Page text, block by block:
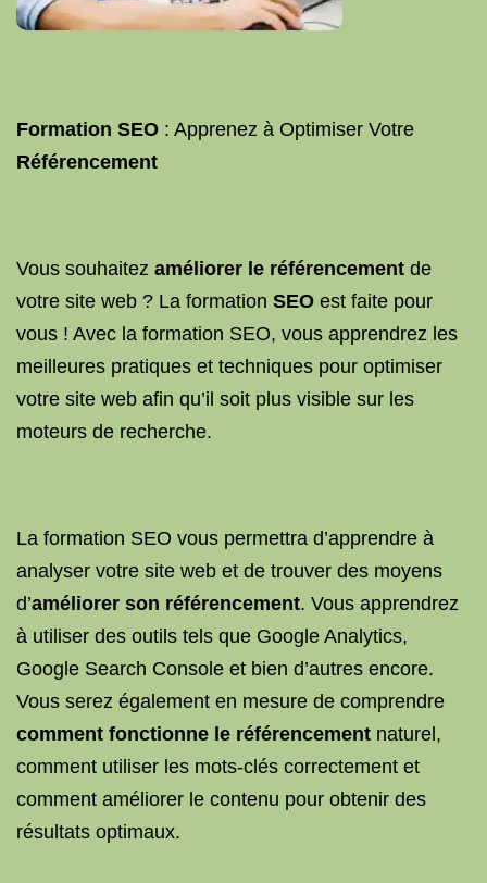
Formation SEO : Apprenez à Optimiser Votre
Référencement
Vous souhaitez améliorer le référencement de
votre site web ? La formation SEO est faite pour
vous ! Avec la formation SEO, vous apprendrez les
meilleures pratiques et techniques pour optimiser
votre site web afin qu’il soit plus visible sur les
moteurs de recherche.
La formation SEO vous permettra d’apprendre à
analyser votre site web et de trouver des moyens
d’améliorer son référencement. Vous apprendrez
à utiliser des outils tels que Google Analytics,
Google Search Console et bien d’autres encore.
Vous serez également en mesure de comprendre
comment fonctionne le référencement naturel,
comment utiliser les mots-clés correctement et
comment améliorer le contenu pour obtenir des
résultats optimaux.